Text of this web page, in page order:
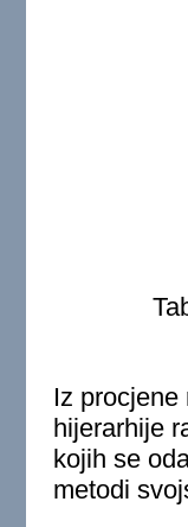
Iz
hijerarhije
kojih se
metodi